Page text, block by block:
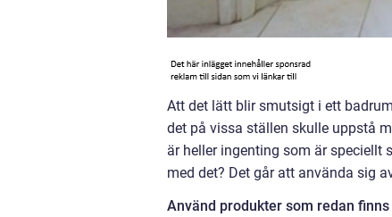
Att det lätt blir smutsigt i ett
det på vissa ställen skulle uppstå
är heller ingenting som är
med det? Det går att använda sig
Använd produkter som redan